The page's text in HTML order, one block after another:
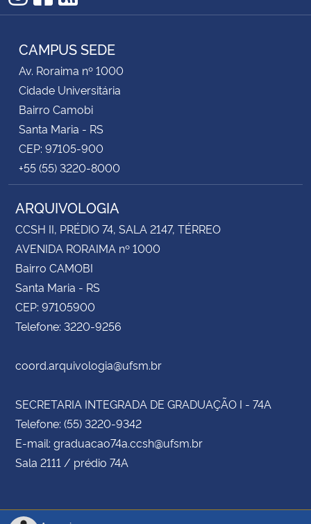
Instagram
Facebook
RSS
CAMPUS SEDE
Av. Roraima nº 1000
Cidade Universitária
Bairro Camobi
Santa Maria - RS
CEP: 97105-900
+55 (55) 3220-8000
ARQUIVOLOGIA
CCSH II, PRÉDIO 74, SALA 2147, TÉRREO
AVENIDA RORAIMA nº 1000
Bairro CAMOBI
Santa Maria - RS
CEP: 97105900
Telefone: 3220-9256
coord.arquivologia@ufsm.br
SECRETARIA INTEGRADA DE GRADUAÇÃO I - 74A
Telefone: (55) 3220-9342
E-mail: graduacao74a.ccsh@ufsm.br
Sala 2111 / prédio 74A